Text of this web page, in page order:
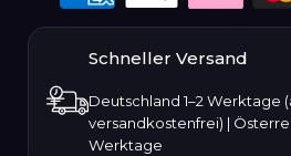
April
Juni
options
Schneller Versand
Deutschland 1–2 Werktage
versandkostenfrei) |
Werktage